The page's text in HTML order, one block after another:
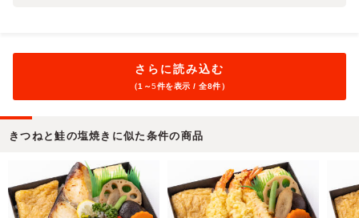
さらに読み込む
（1～5件を表示 / 全8件）
きつねと鮭の塩焼きに似た条件の商品